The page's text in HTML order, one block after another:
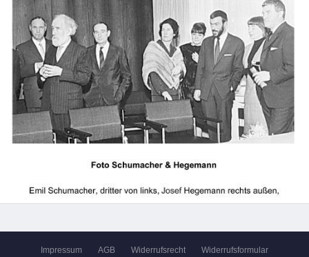
Impressum AGB Widerrufsrecht Widerrufsformular